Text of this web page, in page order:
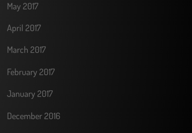
May 2017
April 2017
March 2017
February 2017
January 2017
December 2016